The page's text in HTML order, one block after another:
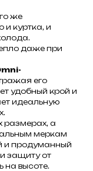
же
и куртка, и
даже при
его
удобный крой и
идеальную
размерах, а
меркам
и продуманный
защиту от
на высоте.